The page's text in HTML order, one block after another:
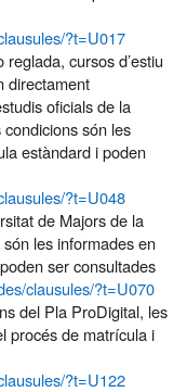
?t=U017
cursos d’estiu
directament
oficials de la
són les
estàndard i poden
?t=U048
de Majors de la
les informades en
ser consultades
clausules/?t=U070
del Pla ProDigital, les
procés de matrícula i
?t=U122